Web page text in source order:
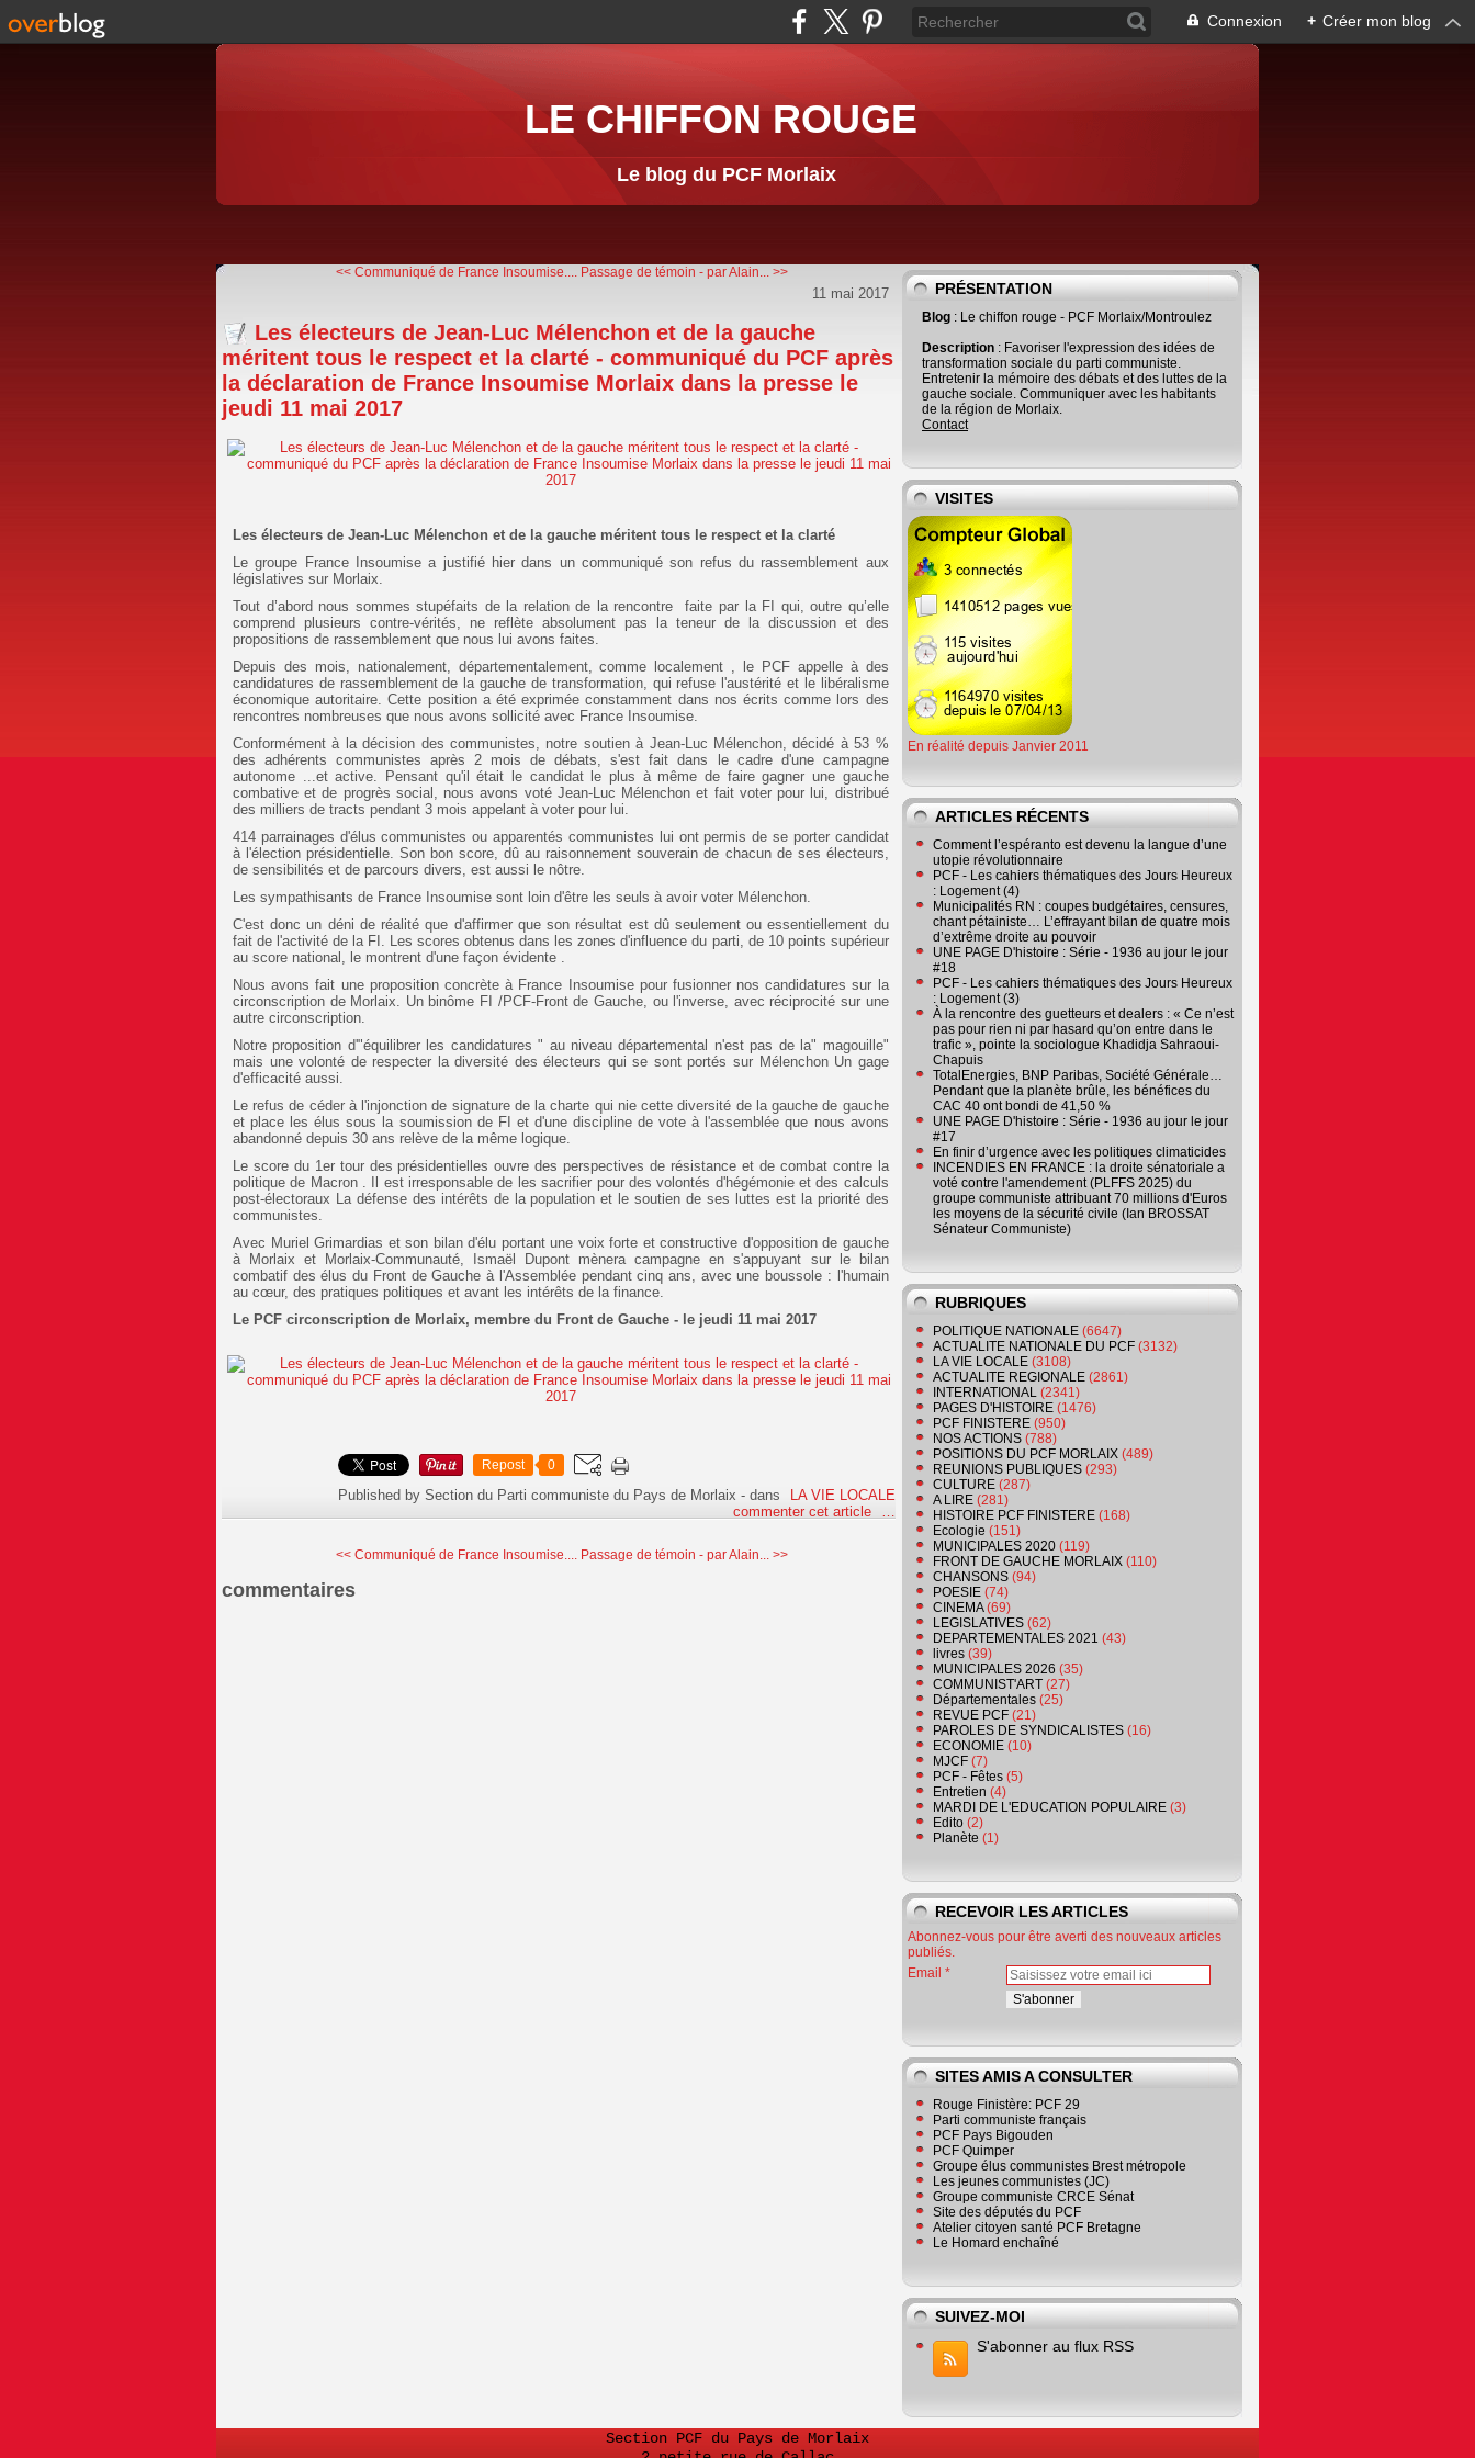
Connexion + Créer mon blog
LE CHIFFON ROUGE
Le blog du PCF Morlaix
<< Communiqué de France Insoumise.... Passage de témoin - par Alain... >>
11 mai 2017
Les électeurs de Jean-Luc Mélenchon et de la gauche
méritent tous le respect et la clarté - communiqué du PCF après
la déclaration de France Insoumise Morlaix dans la presse le
jeudi 11 mai 2017
Les électeurs de Jean-Luc Mélenchon et de la gauche méritent tous le respect et la clarté
Le groupe France Insoumise a justifié hier dans un communiqué son refus du rassemblement aux
législatives sur Morlaix.
Tout d’abord nous sommes stupéfaits de la relation de la rencontre faite par la FI qui, outre qu’elle
comprend plusieurs contre-vérités, ne reflète absolument pas la teneur de la discussion et des
propositions de rassemblement que nous lui avons faites.
Depuis des mois, nationalement, départementalement, comme localement , le PCF appelle à des
candidatures de rassemblement de la gauche de transformation, qui refuse l'austérité et le libéralisme
économique autoritaire. Cette position a été exprimée constamment dans nos écrits comme lors des
rencontres nombreuses que nous avons sollicité avec France Insoumise.
Conformément à la décision des communistes, notre soutien à Jean-Luc Mélenchon, décidé à 53 %
des adhérents communistes après 2 mois de débats, s'est fait dans le cadre d'une campagne
autonome ...et active. Pensant qu'il était le candidat le plus à même de faire gagner une gauche
combative et de progrès social, nous avons voté Jean-Luc Mélenchon et fait voter pour lui, distribué
des milliers de tracts pendant 3 mois appelant à voter pour lui.
414 parrainages d'élus communistes ou apparentés communistes lui ont permis de se porter candidat
à l'élection présidentielle. Son bon score, dû au raisonnement souverain de chacun de ses électeurs,
de sensibilités et de parcours divers, est aussi le nôtre.
Les sympathisants de France Insoumise sont loin d'être les seuls à avoir voter Mélenchon.
C'est donc un déni de réalité que d'affirmer que son résultat est dû seulement ou essentiellement du
fait de l'activité de la FI. Les scores obtenus dans les zones d'influence du parti, de 10 points supérieur
au score national, le montrent d'une façon évidente .
Nous avons fait une proposition concrète à France Insoumise pour fusionner nos candidatures sur la
circonscription de Morlaix. Un binôme FI /PCF-Front de Gauche, ou l'inverse, avec réciprocité sur une
autre circonscription.
Notre proposition d'"équilibrer les candidatures " au niveau départemental n'est pas de la" magouille"
mais une volonté de respecter la diversité des électeurs qui se sont portés sur Mélenchon Un gage
d'efficacité aussi.
Le refus de céder à l'injonction de signature de la charte qui nie cette diversité de la gauche de gauche
et place les élus sous la soumission de FI et d'une discipline de vote à l'assemblée que nous avons
abandonné depuis 30 ans relève de la même logique.
Le score du 1er tour des présidentielles ouvre des perspectives de résistance et de combat contre la
politique de Macron . Il est irresponsable de les sacrifier pour des volontés d'hégémonie et des calculs
post-électoraux La défense des intérêts de la population et le soutien de ses luttes est la priorité des
communistes.
Avec Muriel Grimardias et son bilan d'élu portant une voix forte et constructive d'opposition de gauche
à Morlaix et Morlaix-Communauté, Ismaël Dupont mènera campagne en s'appuyant sur le bilan
combatif des élus du Front de Gauche à l'Assemblée pendant cinq ans, avec une boussole : l'humain
au cœur, des pratiques politiques et avant les intérêts de la finance.
Le PCF circonscription de Morlaix, membre du Front de Gauche - le jeudi 11 mai 2017
Repost 0
Published by Section du Parti communiste du Pays de Morlaix -dans
LA VIE LOCALE
commenter cet article
…
<< Communiqué de France Insoumise.... Passage de témoin - par Alain... >>
commentaires
PRÉSENTATION
Blog : Le chiffon rouge - PCF Morlaix/Montroulez
Description : Favoriser l'expression des idées de
transformation sociale du parti communiste.
Entretenir la mémoire des débats et des luttes de la
gauche sociale. Communiquer avec les habitants
de la région de Morlaix.
Contact
VISITES
En réalité depuis Janvier 2011
ARTICLES RÉCENTS
Comment l’espéranto est devenu la langue d’une
utopie révolutionnaire
PCF - Les cahiers thématiques des Jours Heureux
: Logement (4)
Municipalités RN : coupes budgétaires, censures,
chant pétainiste… L’effrayant bilan de quatre mois
d’extrême droite au pouvoir
UNE PAGE D'histoire : Série - 1936 au jour le jour
#18
PCF - Les cahiers thématiques des Jours Heureux
: Logement (3)
À la rencontre des guetteurs et dealers : « Ce n’est
pas pour rien ni par hasard qu’on entre dans le
trafic », pointe la sociologue Khadidja Sahraoui-
Chapuis
TotalEnergies, BNP Paribas, Société Générale…
Pendant que la planète brûle, les bénéfices du
CAC 40 ont bondi de 41,50 %
UNE PAGE D'histoire : Série - 1936 au jour le jour
#17
En finir d’urgence avec les politiques climaticides
INCENDIES EN FRANCE : la droite sénatoriale a
voté contre l'amendement (PLFFS 2025) du
groupe communiste attribuant 70 millions d'Euros
les moyens de la sécurité civile (Ian BROSSAT
Sénateur Communiste)
RUBRIQUES
POLITIQUE NATIONALE (6647)
ACTUALITE NATIONALE DU PCF (3132)
LA VIE LOCALE (3108)
ACTUALITE REGIONALE (2861)
INTERNATIONAL (2341)
PAGES D'HISTOIRE (1476)
PCF FINISTERE (950)
NOS ACTIONS (788)
POSITIONS DU PCF MORLAIX (489)
REUNIONS PUBLIQUES (293)
CULTURE (287)
A LIRE (281)
HISTOIRE PCF FINISTERE (168)
Ecologie (151)
MUNICIPALES 2020 (119)
FRONT DE GAUCHE MORLAIX (110)
CHANSONS (94)
POESIE (74)
CINEMA(69)
LEGISLATIVES (62)
DEPARTEMENTALES 2021 (43)
livres (39)
MUNICIPALES 2026 (35)
COMMUNIST'ART (27)
Départementales (25)
REVUE PCF (21)
PAROLES DE SYNDICALISTES (16)
ECONOMIE (10)
MJCF (7)
PCF - Fêtes (5)
Entretien (4)
MARDI DE L'EDUCATION POPULAIRE (3)
Edito (2)
Planète (1)
RECEVOIR LES ARTICLES
Abonnez-vous pour être averti des nouveaux articles
publiés.
Email
SITES AMIS A CONSULTER
Rouge Finistère: PCF 29
Parti communiste français
PCF Pays Bigouden
PCF Quimper
Groupe élus communistes Brest métropole
Les jeunes communistes (JC)
Groupe communiste CRCE Sénat
Site des députés du PCF
Atelier citoyen santé PCF Bretagne
Le Homard enchaîné
SUIVEZ-MOI
S'abonner au flux RSS
Section PCF du Pays de Morlaix